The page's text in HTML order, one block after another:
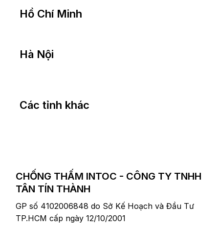
Hồ Chí Minh
Hà Nội
Các tỉnh khác
CHỐNG THẤM INTOC - CÔNG TY TNHH
TÂN TÍN THÀNH
GP số 4102006848 do Sở Kế Hoạch và Đầu Tư
TP.HCM cấp ngày 12/10/2001